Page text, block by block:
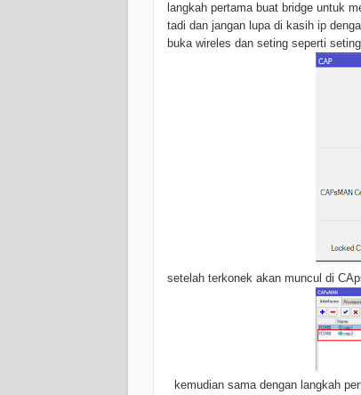
langkah pertama buat bridge untuk
tadi dan jangan lupa di kasih ip
buka wireles dan seting seperti
setelah terkonek akan muncul di
kemudian sama dengan langkah